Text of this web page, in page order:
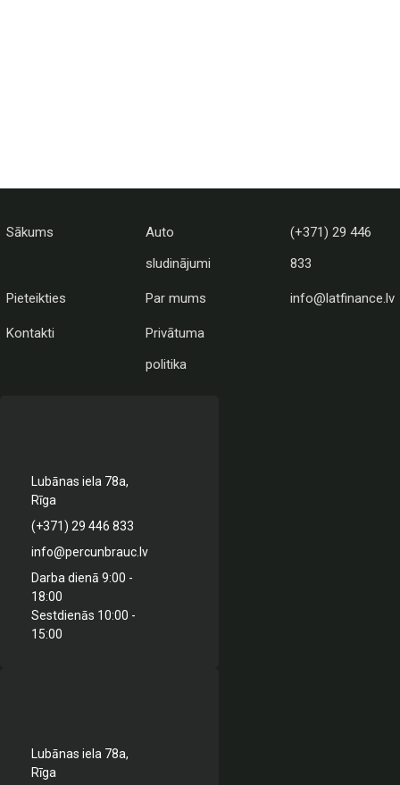
Sākums
Auto
sludinājumi
(+371) 29 446
833
Pieteikties Par mums info@latfinance.lv
Kontakti
Privātuma
politika
Lubānas iela 78a,
Rīga
(+371) 29 446 833
info@percunbrauc.lv
Darba dienā 9:00 -
18:00
Sestdienās 10:00 -
15:00
Lubānas iela 78a,
Rīga